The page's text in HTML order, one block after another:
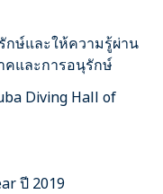
กษ์และให้ความรู้ผ่าน
และการอนุรักษ์
Diving Hall of
ปี 2019